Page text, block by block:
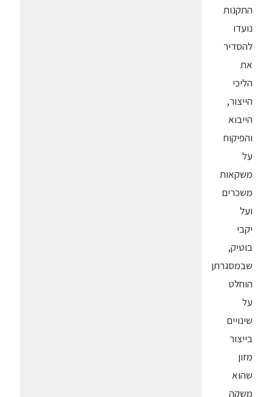
התקנות
נועדו
להסדיר
את
הליכי
הייצור,
הייבוא
והפיקוח
על
משקאות
משכרים
ועל
יקבי
בוטיק,
שבמסגרתן
הוחלט
על
שינויים
בייצור
מזון
שהוא
משקה